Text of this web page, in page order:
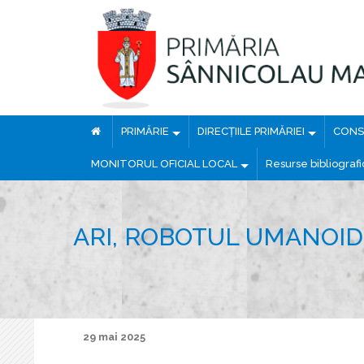
PRIMĂRIE DIRECȚIILE PRIMĂRIEI
MONITORUL OFICIAL LOCAL Resurse
ARI, ROBOTUL
29 mai 2025